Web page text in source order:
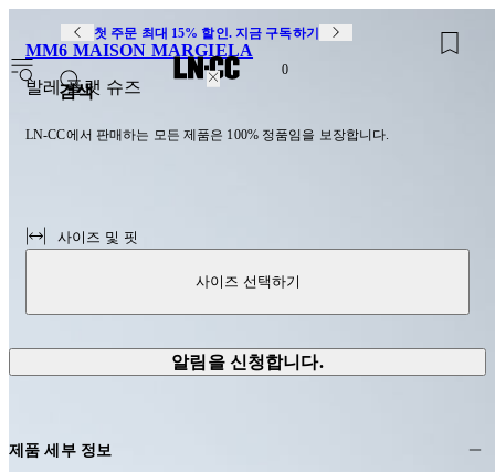
첫 주문 최대 15% 할인. 지금 구독하기
검색
0
MM6 MAISON MARGIELA
발레 플랫 슈즈
LN-CC에서 판매하는 모든 제품은 100% 정품임을 보장합니다.
사이즈 및 핏
사이즈 선택하기
알림을 신청합니다.
제품 세부 정보